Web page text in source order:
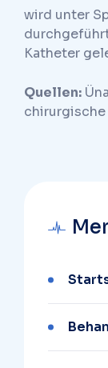
wird unter
Katheter
Quellen:
chirurgische